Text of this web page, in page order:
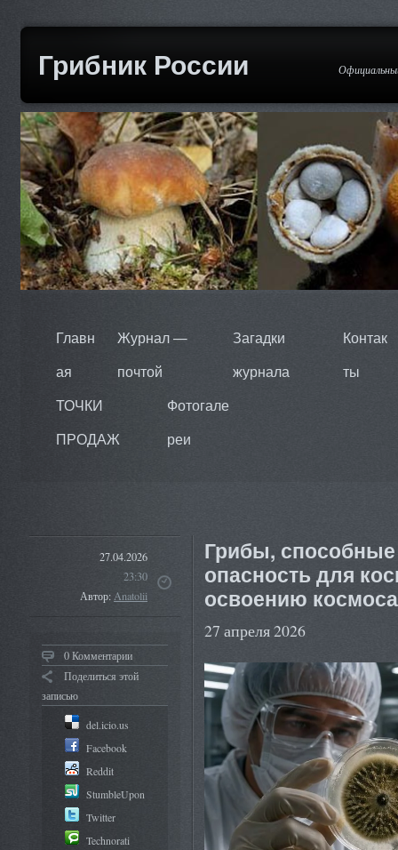
Грибник России
Главн
ая
Журнал —
почтой
Загадки
журнала
Контак
ты
ТОЧКИ
ПРОДАЖ
Фотогале
реи
27.04.2026
23:30
Автор:Anatolii
0 Комментарии
Поделиться этой
записью
del.icio.us
Facebook
Reddit
StumbleUpon
Twitter
Technorati
Грибы,
опасность для
освоению
27 апреля 2026